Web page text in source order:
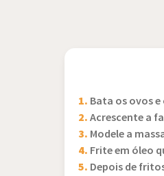
1. Bata os ovos
2.Acrescente a
3. Modele a
4. Frite em óleo
5. Depois de